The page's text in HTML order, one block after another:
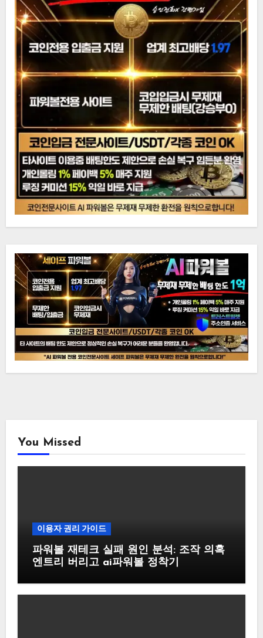
You Missed
이용자 권리 가이드
파워볼 재테크 실패 원인 분석: 조작 의혹
엔트리 버리고 ai파워볼 정착기